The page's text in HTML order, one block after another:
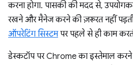
करना होगा. पासकी की मदद से,
रखने और मैनेज करने की ज़रूरत नहीं
ऑपरेटिंग सिस्टमपर पहले से ही काम
डेस्कटॉप पर Chrome का इस्तेमाल